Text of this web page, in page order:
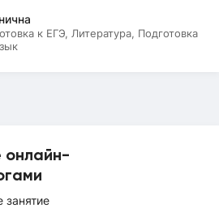
онлайн-
занятие
к ЕГЭ, Литература, Подготовка